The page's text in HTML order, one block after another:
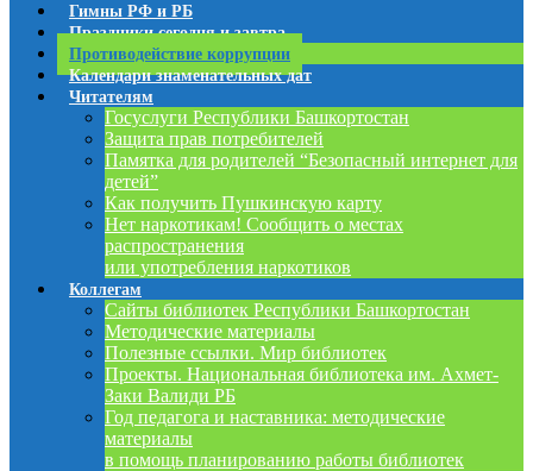
Гимны РФ и РБ
Праздники сегодня и завтра
Противодействие коррупции
Календари знаменательных дат
Читателям
Госуслуги Республики Башкортостан
Защита прав потребителей
Памятка для родителей “Безопасный интернет для
детей”
Как получить Пушкинскую карту
Нет наркотикам! Сообщить о местах
распространения
или употребления наркотиков
Коллегам
Сайты библиотек Республики Башкортостан
Методические материалы
Полезные ссылки. Мир библиотек
Проекты. Национальная библиотека им. Ахмет-
Заки Валиди РБ
Год педагога и наставника: методические
материалы
в помощь планированию работы библиотек